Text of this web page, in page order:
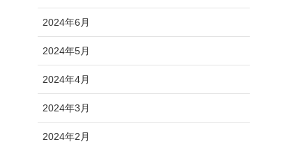
2024年6月
2024年5月
2024年4月
2024年3月
2024年2月